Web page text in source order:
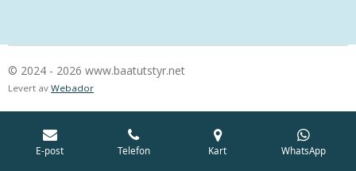
© 2024 - 2026 www.baatutstyr.net
Levert av Webador
E-post Telefon Kart WhatsApp